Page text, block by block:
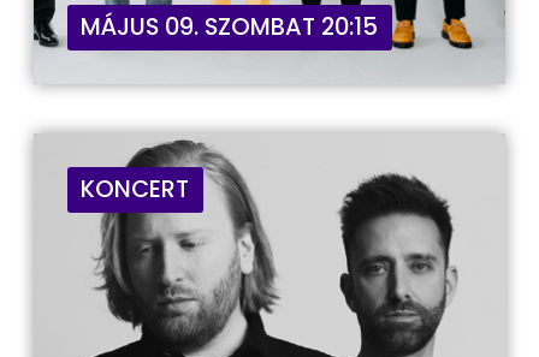
MÁJUS 09. SZOMBAT 20:15
KONCERT